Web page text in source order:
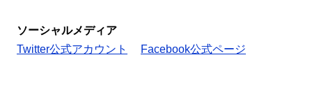
ソーシャルメディア
Twitter公式アカウント
Facebook公式ページ